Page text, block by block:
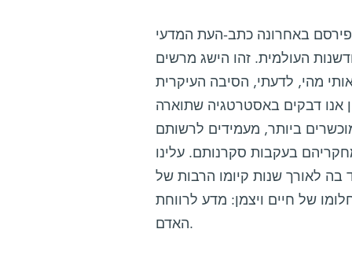
העולמית. זהו הישג מרשים
אותי מהי, לדעתי, הסיבה העיקרית
אנו דבקים באסטרטגיה שתוארה
ביותר, מעמידים לרשותם
בעקבות סקרנותם. עלינו
לאורך שנות קיומו הרבות של
של חיים ויצמן: מדע לרווחת
האדם.